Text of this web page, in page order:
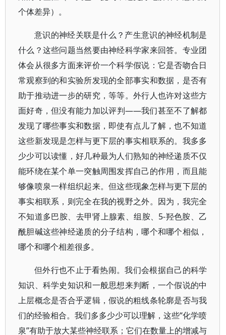
个体差异）。
意识的神经关联是什么？产生意识的神经机制是
什么？这些问题当然要由神经科学家来回答。专业团
体会从很多方面来评价一个科学假说：它是否吻合日
常观察到的和实验所发现的全部事实和数据，是否有
助于推动进一步的研究，等等。外行人也许对这些方
面好奇，但没有能力加以评判——我们甚至不了解都
发现了哪些事实和数据，即使有点儿了解，也不知道
这些新发现是怎样与更下层的事实相联系的。我多多
少少可以读懂，好几种最为人们熟知的神经递质不仅
能环绕在某个单一突触周围发挥自己的作用，而且能
够像喷泉一样组织起来。但这些现象怎样与更下层的
事实相联系，则完全在我的视野之外。因为，我完全
不知道多巴胺、去甲肾上腺素、组胺、5-羟色胺、乙
酰胆碱这些神经递质的分子结构，哪个和哪个相似，
哪个和哪个相差很多。
但外行也不止于看热闹。我们会根据自己的科学
知识、科学史知识和一般思想来判断，一个假说的中
上层概念是否合乎逻辑，假说的粗线条轮廓是否与我
们的经验相合。我们多多少少可以理解，这些“化学喷
泉”有助于放大某些神经联系；它们在数量上的增减与